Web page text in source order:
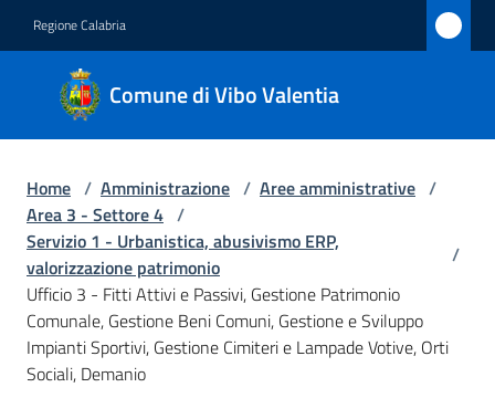
Regione Calabria
Comune di Vibo Valentia
Comune
di Vibo
Valentia
Amministrazione
Menu selezionato
Novità
Servizi
Menu selezionato
Home / Amministrazione / Aree amministrative /
Area 3 - Settore 4 /
Servizio 1 - Urbanistica, abusivismo ERP,
valorizzazione patrimonio
/
Ufficio 3 - Fitti Attivi e Passivi, Gestione Patrimonio
Comunale, Gestione Beni Comuni, Gestione e Sviluppo
Impianti Sportivi, Gestione Cimiteri e Lampade Votive, Orti
Sociali, Demanio